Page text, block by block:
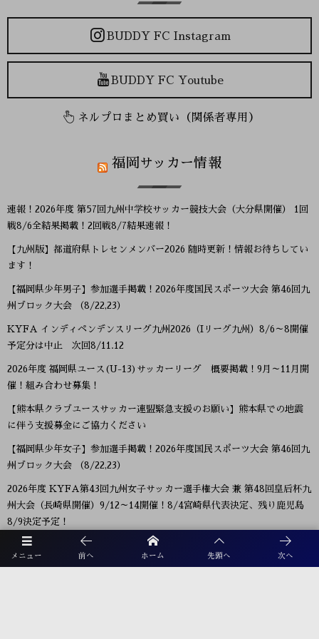
メニュー 前へ ホーム 先頭へ 次へ
BUDDY FC Instagram
BUDDY FC Youtube
ネルプロまとめ買い（関係者専用）
福岡サッカー情報
速報！2026年度 第57回九州中学校サッカー競技大会（大分県開催） 1回
戦8/6全結果掲載！2回戦8/7結果速報！
【九州版】都道府県トレセンメンバー2026 随時更新！情報お待ちしてい
ます！
【福岡県少年男子】参加選手掲載！2026年度国民スポーツ大会 第46回九
州ブロック大会 （8/22,23）
KYFA インディペンデンスリーグ九州2026（Iリーグ九州）8/6～8開催
予定分は中止 次回8/11.12
2026年度 福岡県ユース(U-13)サッカーリーグ 概要掲載！9月～11月開
催！組み合わせ募集！
【熊本県クラブユースサッカー連盟緊急支援のお願い】熊本県での地震
に伴う支援募金にご協力ください
【福岡県少年女子】参加選手掲載！2026年度国民スポーツ大会 第46回九
州ブロック大会 （8/22,23）
2026年度 KYFA第43回九州女子サッカー選手権大会 兼 第48回皇后杯九
州大会（長崎県開催）9/12～14開催！8/4宮崎県代表決定、残り鹿児島
8/9決定予定！
2026年度 第38回九州ジュニア U-11 サッカー大会（新人戦）福岡県中央
大会 11/29.12/5開催！組合せ募集